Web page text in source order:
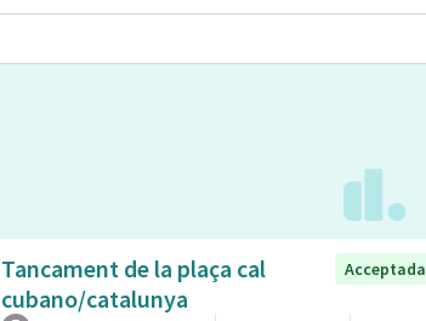
Tancament de la plaça cal
cubano/catalunya
Acceptada